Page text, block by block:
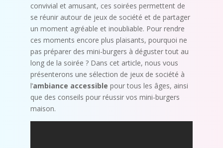
convivial et amusant, ces soirées permettent de
se réunir autour de jeux de société et de partager
un moment agréable et inoubliable. Pour rendre
ces moments encore plus plaisants, pourquoi ne
pas préparer des mini-burgers à déguster tout au
long de la soirée ? Dans cet article, nous vous
présenterons une sélection de jeux de société à
l’ambiance accessible pour tous les âges, ainsi
que des conseils pour réussir vos mini-burgers
maison.